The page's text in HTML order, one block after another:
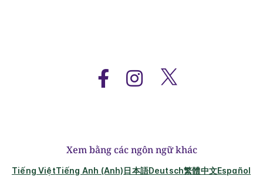
Xem bằng các ngôn ngữ khác
Tiếng ViệtTiếng Anh (Anh)日本語Deutsch繁體中文Español